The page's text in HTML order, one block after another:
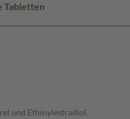
Tabletten
und Ethinylestradiol.